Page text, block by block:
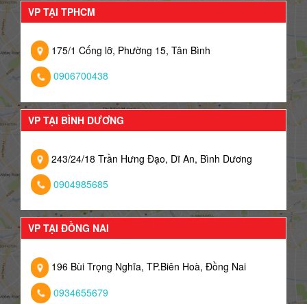
VP TẠI TPHCM
175/1 Cống lỡ, Phường 15, Tân Bình
0906700438
VP TẠI BÌNH DƯƠNG
243/24/18 Trần Hưng Đạo, Dĩ An, Bình Dương
0904985685
VP TẠI ĐỒNG NAI
196 Bùi Trọng Nghĩa, TP.Biên Hoà, Đồng Nai
0934655679